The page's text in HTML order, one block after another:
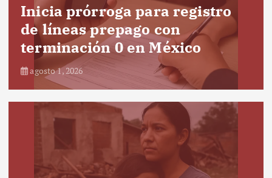
Inicia prórroga para registro
de líneas prepago con
terminación 0 en México
agosto 1, 2026